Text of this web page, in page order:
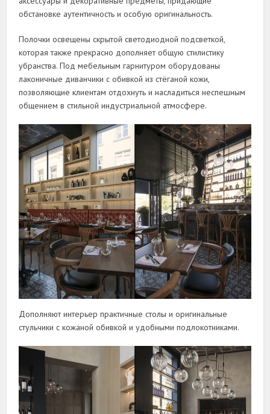
обстановке аутентичность и особую оригинальность.
Полочки освещены скрытой светодиодной подсветкой,
которая также прекрасно дополняет общую стилистику
убранства. Под мебельным гарнитуром оборудованы
лаконичные диванчики с обивкой из стёганой кожи,
позволяющие клиентам отдохнуть и насладиться неспешным
общением в стильной индустриальной атмосфере.
Дополняют интерьер практичные столы и оригинальные
стульчики с кожаной обивкой и удобными подлокотниками.